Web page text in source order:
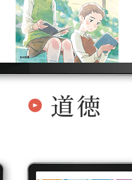
道徳